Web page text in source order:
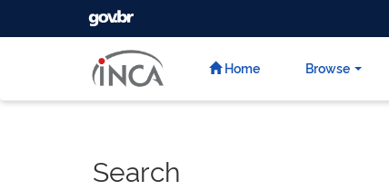
GOVBR
Home Browse
Search